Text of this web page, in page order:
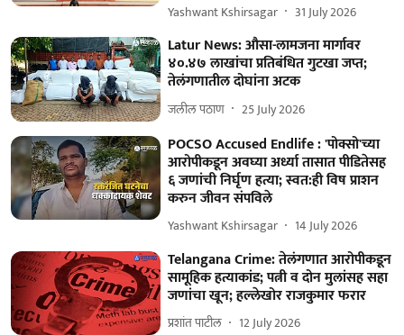
Yashwant Kshirsagar 31 July 2026
Latur News: औसा-लामजना मार्गावर
४०.४७ लाखांचा प्रतिबंधित गुटखा जप्त;
तेलंगणातील दोघांना अटक
जलील पठाण 25 July 2026
POCSO Accused Endlife : 'पोक्सो'च्या
आरोपीकडून अवघ्या अर्ध्या तासात पीडितेसह
६ जणांची निर्घृण हत्या; स्वत:ही विष प्राशन
करुन जीवन संपविले
Yashwant Kshirsagar 14 July 2026
Telangana Crime: तेलंगणात आरोपीकडून
सामूहिक हत्याकांड; पत्नी व दोन मुलांसह सहा
जणांचा खून; हल्लेखोर राजकुमार फरार
प्रशांत पाटील 12 July 2026